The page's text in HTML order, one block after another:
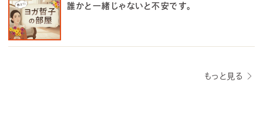
誰かと一緒じゃないと不安です。
もっと見る